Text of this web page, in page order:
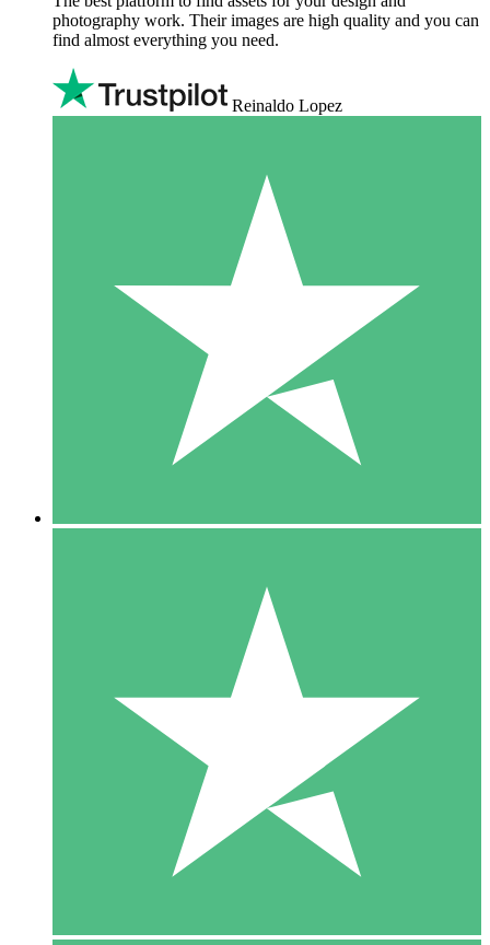
photography work. Their images are high quality and you can
find almost everything you need.
Reinaldo Lopez